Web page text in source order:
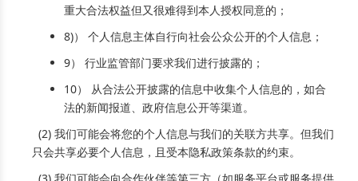
重大合法权益但又很难得到本人授权同意的；
8)） 个人信息主体自行向社会公众公开的个人信息；
9） 行业监管部门要求我们进行披露的；
10） 从合法公开披露的信息中收集个人信息的，如合
法的新闻报道、政府信息公开等渠道。
(2) 我们可能会将您的个人信息与我们的关联方共享。但我们
只会共享必要个人信息，且受本隐私政策条款的约束。